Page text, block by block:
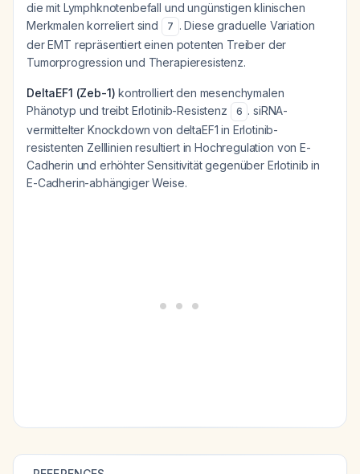
die mit Lymphknotenbefall und ungünstigen klinischen
Merkmalen korreliert sind
7 . Diese graduelle Variation
der EMT repräsentiert einen potenten Treiber der
Tumorprogression und Therapieresistenz.
DeltaEF1 (Zeb-1) kontrolliert den mesenchymalen
Phänotyp und treibt Erlotinib-Resistenz
6 . siRNA-
vermittelter Knockdown von deltaEF1 in Erlotinib-
resistenten Zelllinien resultiert in Hochregulation von E-
Cadherin und erhöhter Sensitivität gegenüber Erlotinib in
E-Cadherin-abhängiger Weise.